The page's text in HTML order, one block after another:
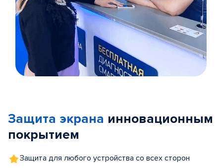
5
Защита экрана инновационным
покрытием
Защита для любого устройства со всех сторон